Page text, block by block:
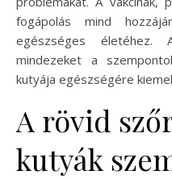
fogápolás mind
egészséges életéhez.
mindezeket a
kutyája egészségére
A rövid
kutyák